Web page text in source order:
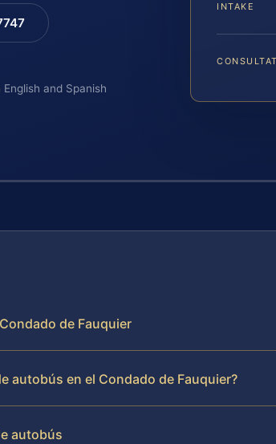
and Spanish
INTAKE
de Fauquier
autobús en el Condado de Fauquier?
autobús